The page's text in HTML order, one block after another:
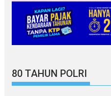
80 TAHUN POLRI